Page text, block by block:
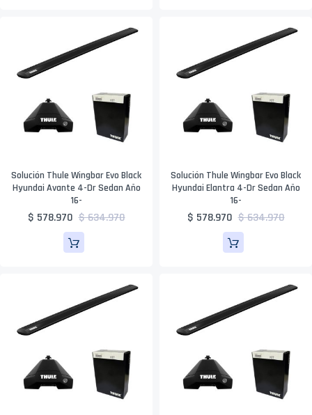
Solución Thule Wingbar Evo Black
Hyundai Avante 4-Dr Sedan Año
16-
$ 578.970 $ 634.970
Solución Thule Wingbar Evo Black
Hyundai Elantra 4-Dr Sedan Año
16-
$ 578.970 $ 634.970